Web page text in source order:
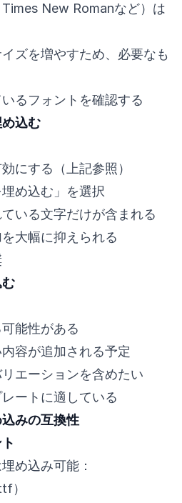
New Romanなど）は
ズを増やすため、必要なも
るフォントを確認する
込む
にする（上記参照）
埋め込む」を選択
いる文字だけが含まれる
大幅に抑えられる
能性がある
容が追加される予定
エーションを含めたい
ートに適している
みの互換性
め込み可能：
）